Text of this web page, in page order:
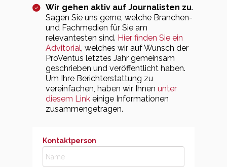
Kontaktperson
Wir gehen aktiv auf Journalisten zu.
Sagen Sie uns gerne, welche Branchen-
und Fachmedien für Sie am
relevantesten sind. Hier finden Sie ein
Advitorial, welches wir auf Wunsch der
ProVentus letztes Jahr gemeinsam
geschrieben und veröffentlicht haben.
Um Ihre Berichterstattung zu
vereinfachen, haben wir Ihnen unter
diesem Link einige Informationen
zusammengetragen.